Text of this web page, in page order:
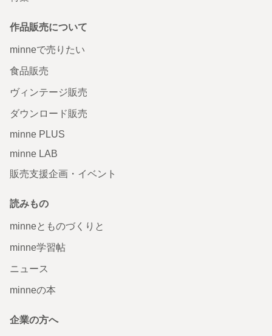
作品販売について
minneで売りたい
食品販売
ヴィンテージ販売
ダウンロード販売
minne PLUS
minne LAB
販売支援企画・イベント
読みもの
minneとものづくりと
minne学習帖
ニュース
minneの本
企業の方へ